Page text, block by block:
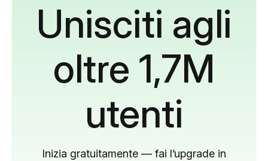
Unisciti agli
oltre 1,7M
utenti
Inizia gratuitamente — fai l’upgrade in